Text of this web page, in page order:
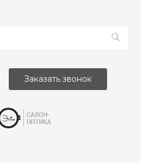
Заказать звонок